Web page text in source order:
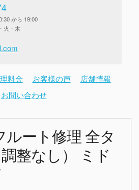
から 19:00
火・木
料金 お客様の声
店舗情報
お問い合わせ
ート修理 全タ
整なし） ミド